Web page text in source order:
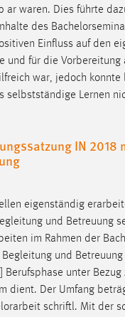
ar waren. Dies führte
des
Einfluss auf den
und für die Vorbereitung
war, jedoch konnte
selbstständige Lernen
IN 2018
eigenständig
und Betreuung
im Rahmen der
und Betreuung
unter Bezug
dient. Der Umfang
schriftl. Mit der